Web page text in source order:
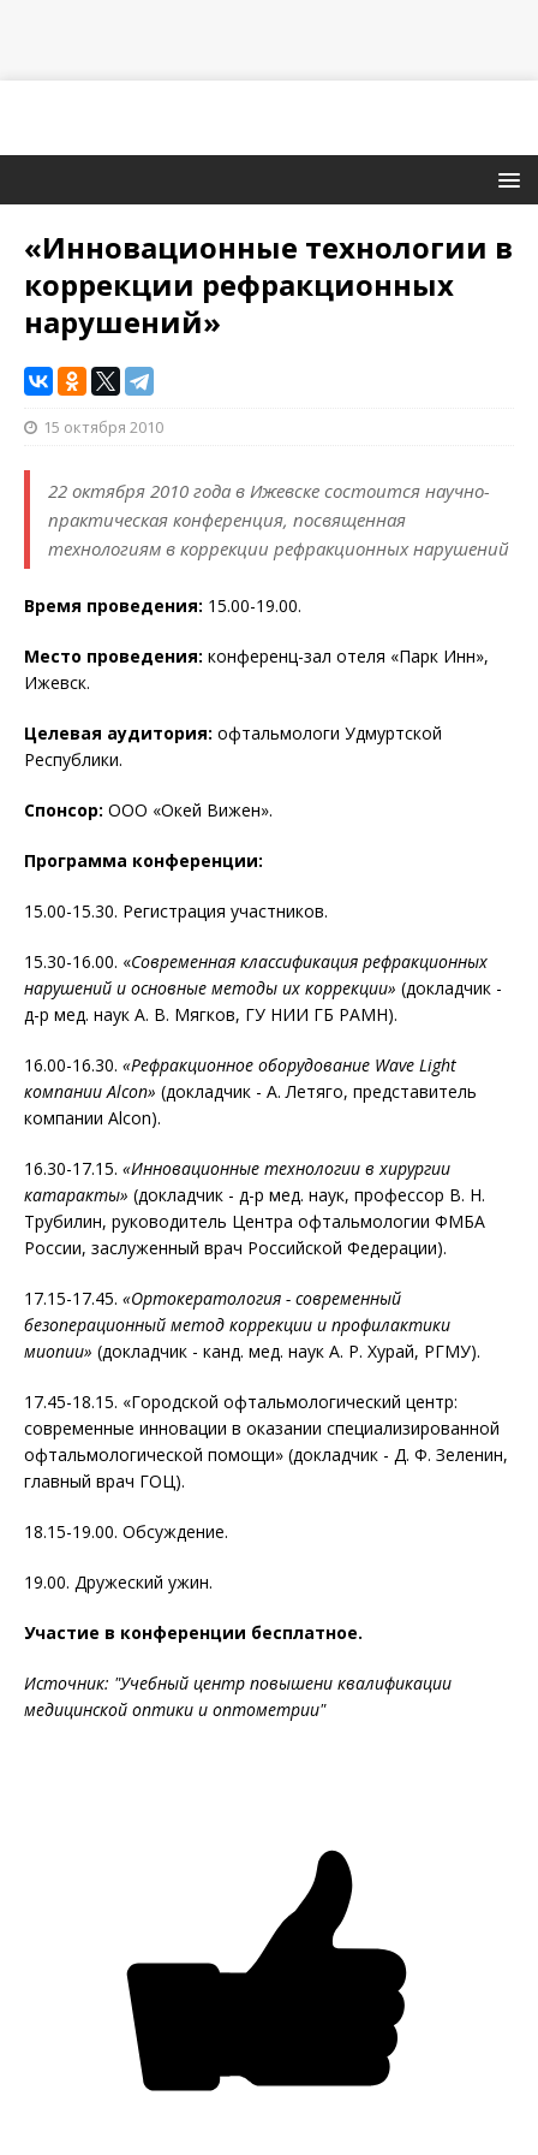
«Инновационные технологии в
коррекции рефракционных
нарушений»
15 октября 2010
22 октября 2010 года в Ижевске состоится научно-
практическая конференция, посвященная
технологиям в коррекции рефракционных нарушений
Время проведения: 15.00-19.00.
Место проведения: конференц-зал отеля «Парк Инн»,
Ижевск.
Целевая аудитория: офтальмологи Удмуртской
Республики.
Спонсор: ООО «Окей Вижен».
Программа конференции:
15.00-15.30. Регистрация участников.
15.30-16.00. «Современная классификация рефракционных
нарушений и основные методы их коррекции» (докладчик -
д-р мед. наук А. В. Мягков, ГУ НИИ ГБ РАМН).
16.00-16.30. «Рефракционное оборудование Wave Light
компании Alcon» (докладчик - А. Летяго, представитель
компании Alcon).
16.30-17.15. «Инновационные технологии в хирургии
катаракты» (докладчик - д-р мед. наук, профессор В. Н.
Трубилин, руководитель Центра офтальмологии ФМБА
России, заслуженный врач Российской Федерации).
17.15-17.45. «Ортокератология - современный
безоперационный метод коррекции и профилактики
миопии» (докладчик - канд. мед. наук А. Р. Хурай, РГМУ).
17.45-18.15. «Городской офтальмологический центр:
современные инновации в оказании специализированной
офтальмологической помощи» (докладчик - Д. Ф. Зеленин,
главный врач ГОЦ).
18.15-19.00. Обсуждение.
19.00. Дружеский ужин.
Участие в конференции бесплатное.
Источник: "Учебный центр повышени квалификации
медицинской оптики и оптометрии"